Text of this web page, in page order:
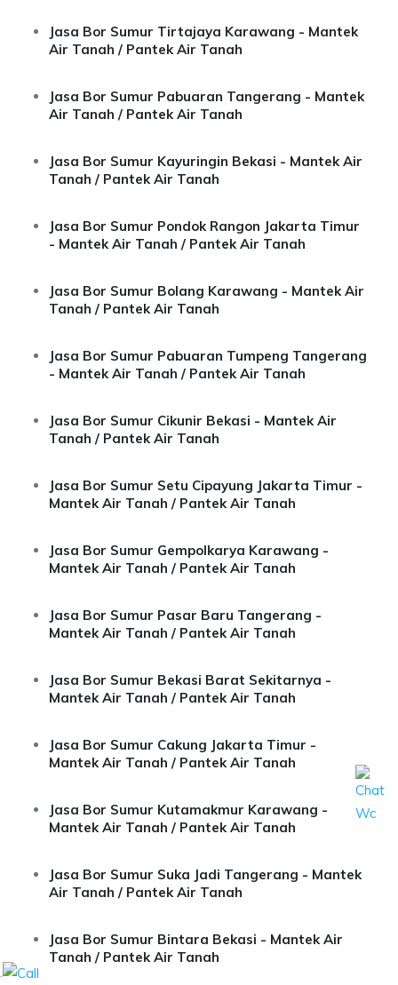
Jasa Bor Sumur Tirtajaya Karawang - Mantek
Air Tanah / Pantek Air Tanah
Jasa Bor Sumur Pabuaran Tangerang - Mantek
Air Tanah / Pantek Air Tanah
Jasa Bor Sumur Kayuringin Bekasi - Mantek Air
Tanah / Pantek Air Tanah
Jasa Bor Sumur Pondok Rangon Jakarta Timur
- Mantek Air Tanah / Pantek Air Tanah
Jasa Bor Sumur Bolang Karawang - Mantek Air
Tanah / Pantek Air Tanah
Jasa Bor Sumur Pabuaran Tumpeng Tangerang
- Mantek Air Tanah / Pantek Air Tanah
Jasa Bor Sumur Cikunir Bekasi - Mantek Air
Tanah / Pantek Air Tanah
Jasa Bor Sumur Setu Cipayung Jakarta Timur -
Mantek Air Tanah / Pantek Air Tanah
Jasa Bor Sumur Gempolkarya Karawang -
Mantek Air Tanah / Pantek Air Tanah
Jasa Bor Sumur Pasar Baru Tangerang -
Mantek Air Tanah / Pantek Air Tanah
Jasa Bor Sumur Bekasi Barat Sekitarnya -
Mantek Air Tanah / Pantek Air Tanah
Jasa Bor Sumur Cakung Jakarta Timur -
Mantek Air Tanah / Pantek Air Tanah
Jasa Bor Sumur Kutamakmur Karawang -
Mantek Air Tanah / Pantek Air Tanah
Jasa Bor Sumur Suka Jadi Tangerang - Mantek
Air Tanah / Pantek Air Tanah
Jasa Bor Sumur Bintara Bekasi - Mantek Air
Tanah / Pantek Air Tanah